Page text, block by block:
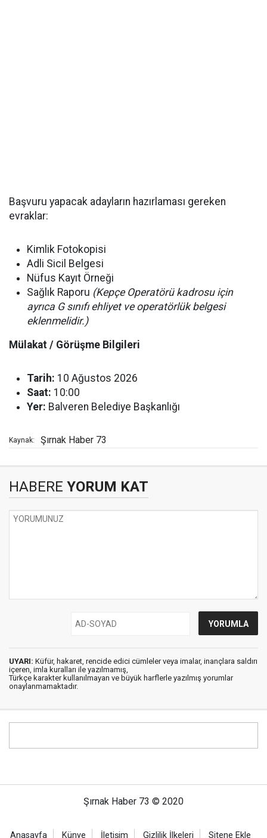
Başvuru yapacak adayların hazırlaması gereken
evraklar:
Kimlik Fotokopisi
Adli Sicil Belgesi
Nüfus Kayıt Örneği
Sağlık Raporu (Kepçe Operatörü kadrosu için
ayrıca G sınıfı ehliyet ve operatörlük belgesi
eklenmelidir.)
Mülakat / Görüşme Bilgileri
Tarih: 10 Ağustos 2026
Saat: 10:00
Yer: Balveren Belediye Başkanlığı
Kaynak: Şırnak Haber 73
HABERE YORUM KAT
UYARI: Küfür, hakaret, rencide edici cümleler veya imalar, inançlara saldırı
içeren, imla kuralları ile yazılmamış,
Türkçe karakter kullanılmayan ve büyük harflerle yazılmış yorumlar
onaylanmamaktadır.
Şırnak Haber 73 © 2020
Anasayfa Künye İletişim Gizlilik İlkeleri Sitene Ekle